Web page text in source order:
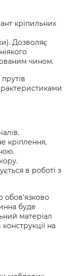
кріпильних
Дозволяє
чином.
кріплення,
в роботі з
обов'язково
буде
матеріал
на